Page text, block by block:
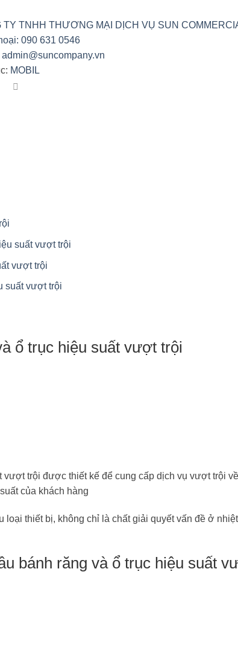
TY TNHH THƯƠNG MẠI DỊCH VỤ SUN
090 631 0546
admin@suncompany.vn
MOBIL
suất vượt trội
vượt trội
suất vượt trội
ổ trục hiệu suất vượt trội
trội được thiết kế để cung cấp dịch vụ vượt trội
của khách hàng
thiết bị, không chỉ là chất giải quyết vấn đề ở
bánh răng và ổ trục hiệu suất